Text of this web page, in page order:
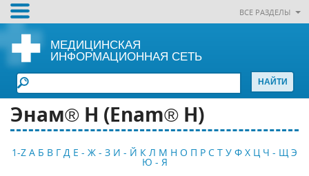
ВСЕ РАЗДЕЛЫ
МЕДИЦИНСКАЯ
ИНФОРМАЦИОННАЯ СЕТЬ
Энам® Н (Enam® H)
1-Z А Б В Г Д Е - Ж - З И - Й К Л М Н О П Р С Т У Ф Х Ц Ч - Щ Э
Ю - Я